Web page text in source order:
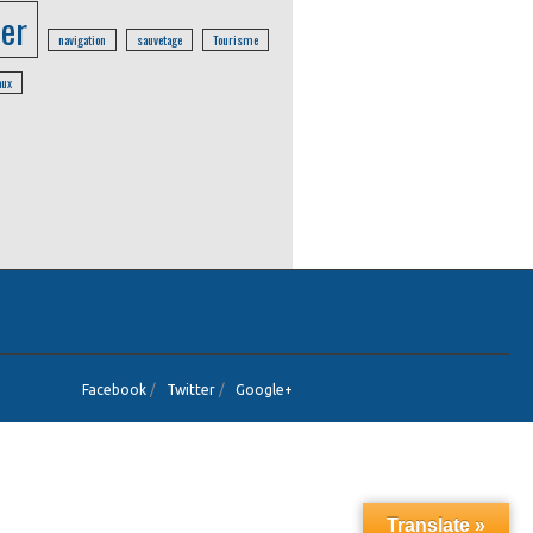
navigation sauvetage Tourisme
Facebook / Twitter / Google+
Translate »